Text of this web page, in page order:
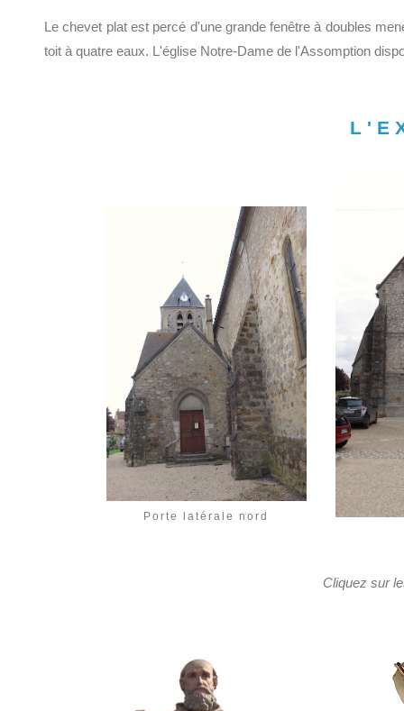
Le chevet plat est percé d'une grande fenêtre à doubles
toit à quatre eaux. L'église Notre-Dame de l'Assomption
Porte latérale nord
Cliquez sur